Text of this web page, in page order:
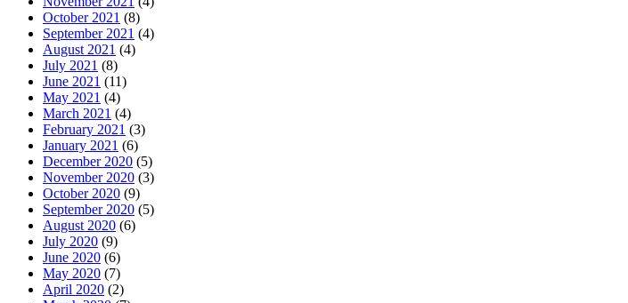
October 2021 (8)
September 2021 (4)
August 2021 (4)
July 2021 (8)
June 2021 (11)
May 2021 (4)
March 2021 (4)
February 2021 (3)
January 2021 (6)
December 2020 (5)
November 2020 (3)
October 2020 (9)
September 2020 (5)
August 2020 (6)
July 2020 (9)
June 2020 (6)
May 2020 (7)
April 2020 (2)